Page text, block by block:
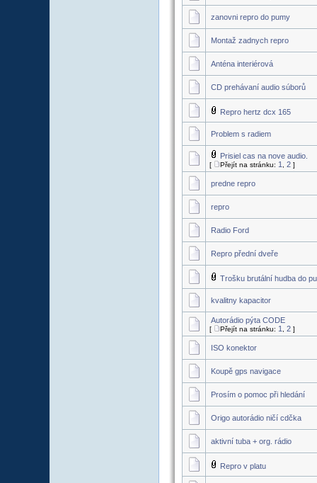
zanovni repro do pumy
Montaž zadnych repro
Anténa interiérová
CD prehávaní audio súborů
Repro hertz dcx 165
Problem s radiem
Prisiel cas na nove audio.
[ Přejít na stránku: 1 2 ]
predne repro
repro
Radio Ford
Repro přední dveře
Trošku brutální hudba do
kvalitny kapacitor
Autorádio pýta CODE
[ Přejít na stránku: 1 2 ]
ISO konektor
Koupě gps navigace
Prosím o pomoc při hledání
Origo autorádio ničí cdčka
aktivní tuba + org. rádio
Repro v platu